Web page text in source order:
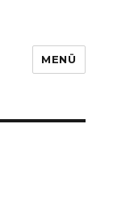
MENÜ